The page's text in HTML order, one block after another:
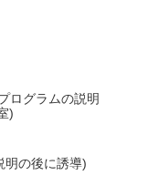
ログラムの説明
)
明の後に誘導)